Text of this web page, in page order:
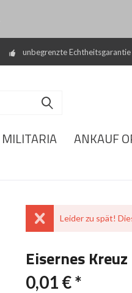
unbegrenzte Echtheitsgarantie
MILITARIA ANKAUF
Leider zu spät!
Eisernes
0,01 € *